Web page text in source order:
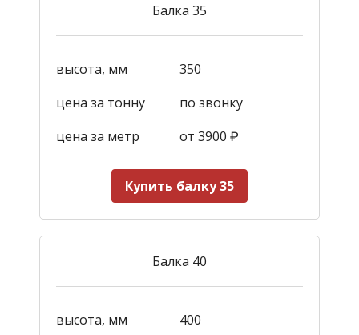
Балка 35
высота, мм
350
цена за тонну
по звонку
цена за метр
от 3900 ₽
Купить балку 35
Балка 40
высота, мм 400